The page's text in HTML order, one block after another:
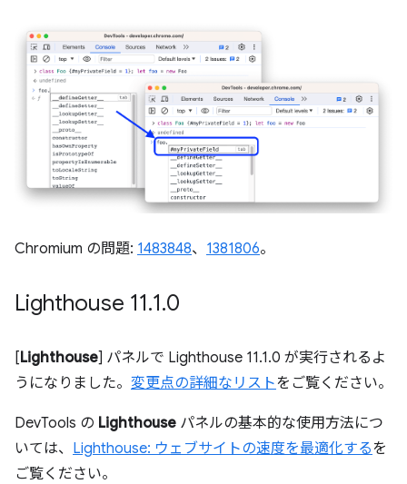
Chromium の問題: 1483848、 1381806。
Lighthouse 11.1.0
[Lighthouse] パネルで Lighthouse 11.1.0 が実行されるよ
うになりました。 変更点の詳細なリストをご覧ください。
DevTools の Lighthouse パネルの基本的な使用方法につ
いては、 Lighthouse: ウェブサイトの速度を最適化するを
ご覧ください。